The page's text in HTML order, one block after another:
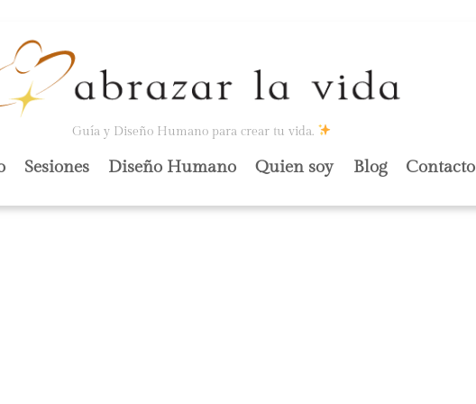
Guía y Diseño Humano para crear tu vida.
Sesiones Diseño Humano Quien soy Blog Contacto